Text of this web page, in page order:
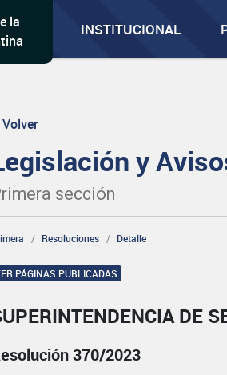
la
INSTITUCIONAL
Volver
y
sección
Resoluciones Detalle
PÁGINAS PUBLICADAS
DE
370/2023